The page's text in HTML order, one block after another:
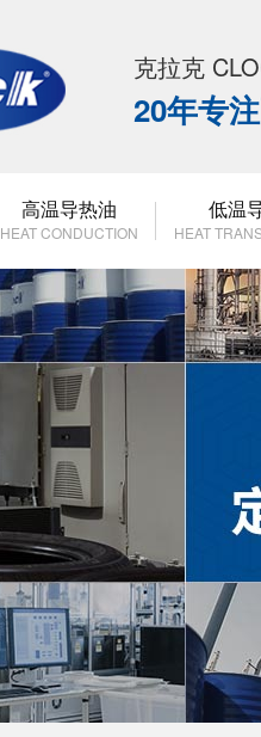
克拉克
20年专
高温导热油
HEAT CONDUCTION
低温
HEAT